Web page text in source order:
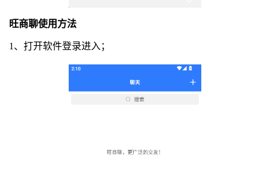
旺商聊使用方法
1、打开软件登录进入；